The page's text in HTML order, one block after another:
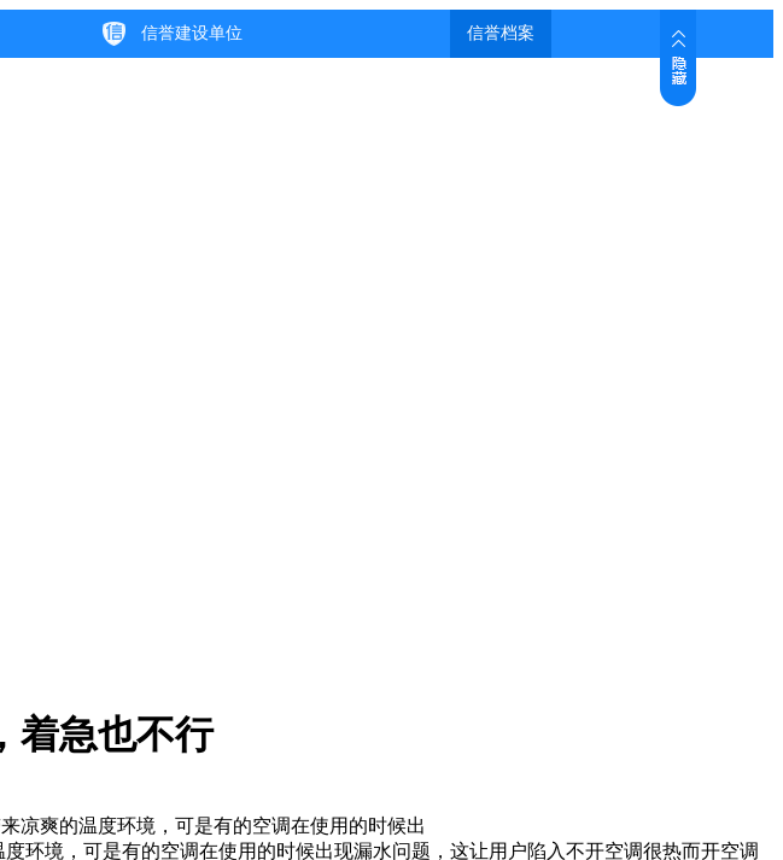
着急也不行
凉爽的温度环境，可是有的空调在使用的时候出
环境，可是有的空调在使用的时候出现漏水问题，这让用户陷入不开空调很热而开空调